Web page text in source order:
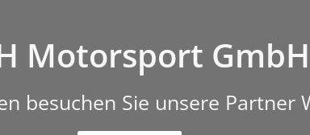
Motorsport GmbH
besuchen Sie unsere Partner